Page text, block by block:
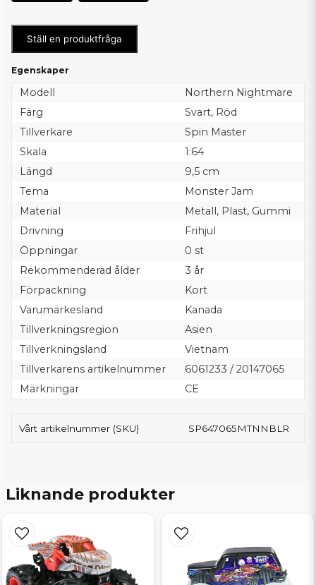
Ställ en produktfråga
Egenskaper
Modell
Northern Nightmare
Färg
Svart, Röd
Tillverkare
Spin Master
Skala
1:64
Längd
9,5 cm
Tema
Monster Jam
Material
Metall, Plast, Gummi
Drivning
Frihjul
Öppningar
0 st
Rekommenderad ålder
3 år
Förpackning
Kort
Varumärkesland
Kanada
Tillverkningsregion
Asien
Tillverkningsland
Vietnam
Tillverkarens artikelnummer
6061233 / 20147065
Märkningar
CE
Vårt artikelnummer (SKU) SP647065MTNNBLR
Liknande produkter